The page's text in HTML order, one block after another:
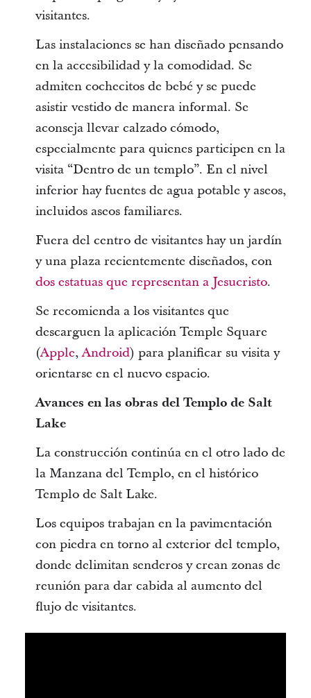
visitantes.
Las instalaciones se han diseñado pensando
en la accesibilidad y la comodidad. Se
admiten cochecitos de bebé y se puede
asistir vestido de manera informal. Se
aconseja llevar calzado cómodo,
especialmente para quienes participen en la
visita “Dentro de un templo”. En el nivel
inferior hay fuentes de agua potable y aseos,
incluidos aseos familiares.
Fuera del centro de visitantes hay un jardín
y una plaza recientemente diseñados, con
dos estatuas que representan a Jesucristo.
Se recomienda a los visitantes que
descarguen la aplicación Temple Square
(Apple,Android) para planificar su visita y
orientarse en el nuevo espacio.
Avances en las obras del Templo de Salt
Lake
La construcción continúa en el otro lado de
la Manzana del Templo, en el histórico
Templo de Salt Lake.
Los equipos trabajan en la pavimentación
con piedra en torno al exterior del templo,
donde delimitan senderos y crean zonas de
reunión para dar cabida al aumento del
flujo de visitantes.